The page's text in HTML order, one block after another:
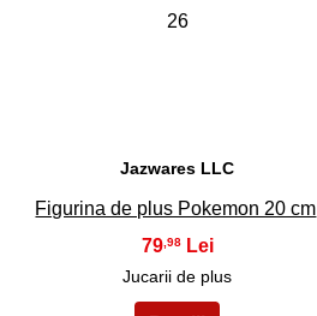
26
Jazwares LLC
Figurina de plus Pokemon 20 cm
79,98
Jucarii de plus